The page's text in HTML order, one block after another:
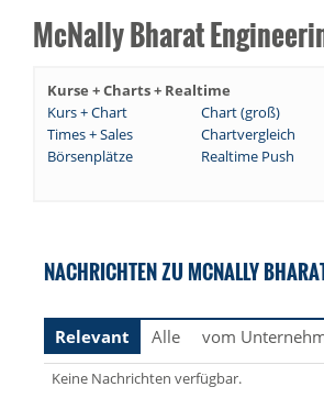
McNally Bharat
Kurse + Charts + Realtime
Kurs + Chart
Chart (groß)
Times + Sales
Chartvergleich
Börsenplätze
Realtime Push
NACHRICHTEN ZU MCNALLY
Relevant
Alle vom
Keine Nachrichten verfügbar.